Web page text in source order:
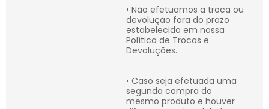
• Não efetuamos a troca ou
devolução fora do prazo
estabelecido em nossa
Política de Trocas e
Devoluções.
• Caso seja efetuada uma
segunda compra do
mesmo produto e houver